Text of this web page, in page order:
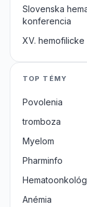
Slovenska
konferencia
XV. hemofilicke
TOP TÉMY
Povolenia
tromboza
Myelom
Pharminfo
Hematoonkológ
Anémia